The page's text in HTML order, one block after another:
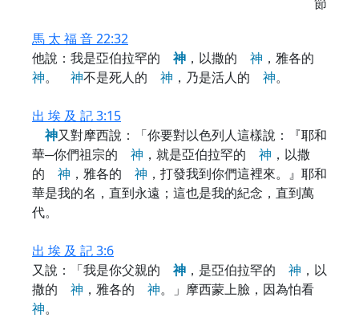
馬 太 福 音 22:32
他說：我是亞伯拉罕的神 ，以撒的 神 ，雅各的
神。 神不是死人的 神 ，乃是活人的 神。
出 埃 及 記 3:15
神又對摩西說：「你要對以色列人這樣說：『耶和
華─你們祖宗的 神 ，就是亞伯拉罕的 神 ，以撒
的 神 ，雅各的 神 ，打發我到你們這裡來。』耶和
華是我的名，直到永遠；這也是我的紀念，直到萬
代。
出 埃 及 記 3:6
又說：「我是你父親的神 ，是亞伯拉罕的 神 ，以
撒的 神 ，雅各的 神。」摩西蒙上臉，因為怕看
神。